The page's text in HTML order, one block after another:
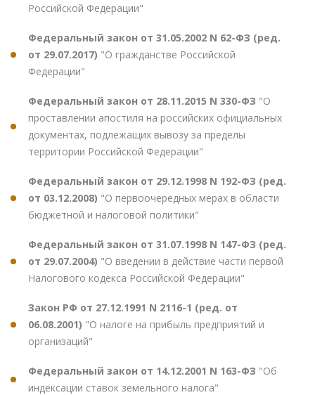
Российской Федерации"
Федеральный закон от 31.05.2002 N 62-ФЗ (ред.
от 29.07.2017) "О гражданстве Российской
Федерации"
Федеральный закон от 28.11.2015 N 330-ФЗ "О
проставлении апостиля на российских официальных
документах, подлежащих вывозу за пределы
территории Российской Федерации"
Федеральный закон от 29.12.1998 N 192-ФЗ (ред.
от 03.12.2008) "О первоочередных мерах в области
бюджетной и налоговой политики"
Федеральный закон от 31.07.1998 N 147-ФЗ (ред.
от 29.07.2004) "О введении в действие части первой
Налогового кодекса Российской Федерации"
Закон РФ от 27.12.1991 N 2116-1 (ред. от
06.08.2001) "О налоге на прибыль предприятий и
организаций"
Федеральный закон от 14.12.2001 N 163-ФЗ "Об
индексации ставок земельного налога"